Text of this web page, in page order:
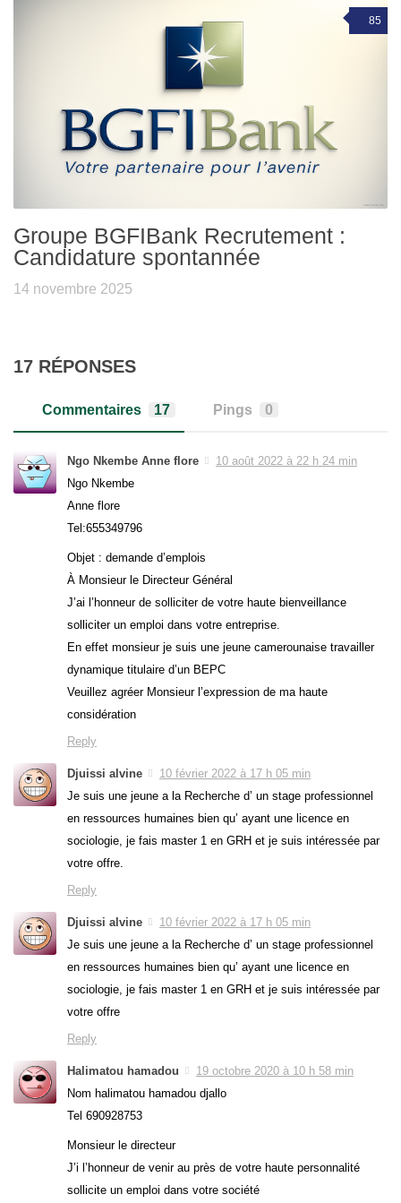
85
Groupe BGFIBank Recrutement :
Candidature spontannée
14 novembre 2025
17 RÉPONSES
Commentaires 17 Pings 0
Ngo Nkembe Anne flore
10 août 2022 à 22 h 24 min
Ngo Nkembe
Anne flore
Tel:655349796
Objet : demande d’emplois
À Monsieur le Directeur Général
J’ai l’honneur de solliciter de votre haute bienveillance
solliciter un emploi dans votre entreprise.
En effet monsieur je suis une jeune camerounaise travailler
dynamique titulaire d’un BEPC
Veuillez agréer Monsieur l’expression de ma haute
considération
Reply
Djuissi alvine
10 février 2022 à 17 h 05 min
Je suis une jeune a la Recherche d’ un stage professionnel
en ressources humaines bien qu’ ayant une licence en
sociologie, je fais master 1 en GRH et je suis intéressée par
votre offre.
Reply
Djuissi alvine
10 février 2022 à 17 h 05 min
Je suis une jeune a la Recherche d’ un stage professionnel
en ressources humaines bien qu’ ayant une licence en
sociologie, je fais master 1 en GRH et je suis intéressée par
votre offre
Reply
Halimatou hamadou
19 octobre 2020 à 10 h 58 min
Nom halimatou hamadou djallo
Tel 690928753
Monsieur le directeur
J’i l’honneur de venir au près de votre haute personnalité
sollicite un emploi dans votre société